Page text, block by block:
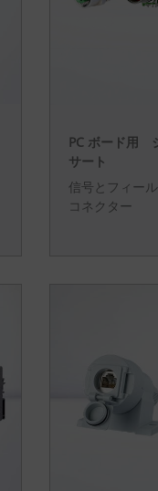
PC ボード用
サート
信号とフィー
コネクター